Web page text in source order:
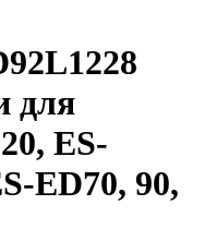
для
ES-
ED70, 90,